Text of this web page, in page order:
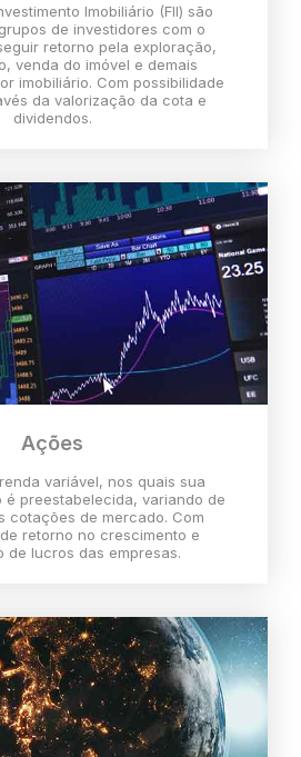
Imobiliário (FII) são
de investidores com o
retorno pela exploração,
venda do imóvel e demais
imobiliário. Com possibilidade
da valorização da cota e
dividendos.
Ações
variável, nos quais sua
é preestabelecida, variando de
cotações de mercado. Com
retorno no crescimento e
de lucros das empresas.